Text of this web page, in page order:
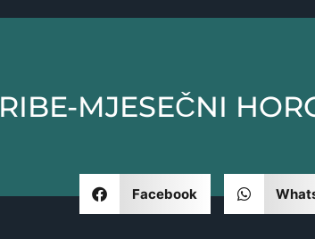
RIBE-MJESEČNI
Facebook